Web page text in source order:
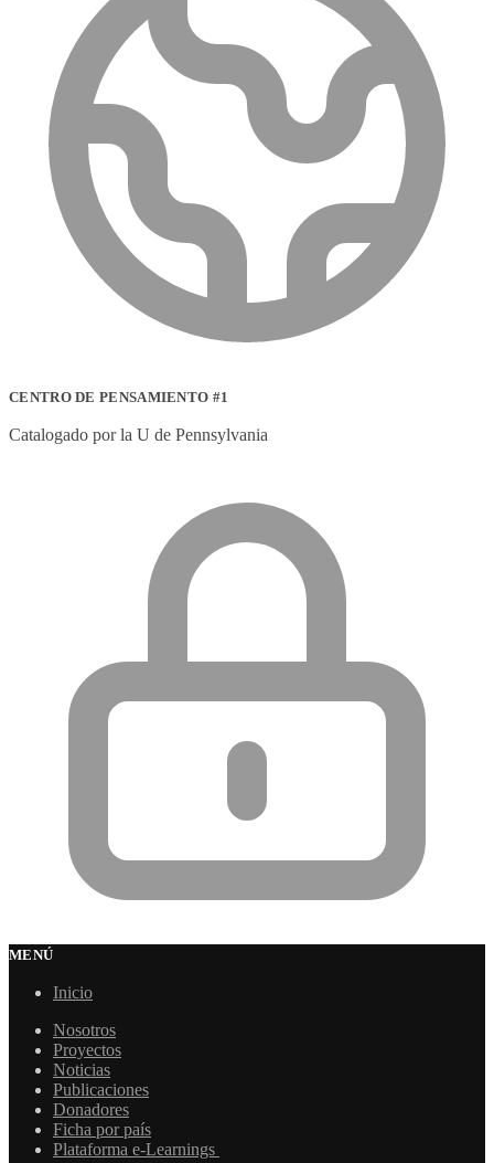
CENTRO DE PENSAMIENTO #1
Catalogado por la U de Pennsylvania
MENÚ
Inicio
Nosotros
Proyectos
Noticias
Publicaciones
Donadores
Ficha por país
Plataforma e-Learnings